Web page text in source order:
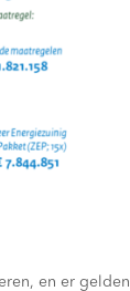
en er gelden